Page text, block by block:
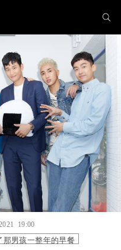
19:00
那男孩一整年的早餐